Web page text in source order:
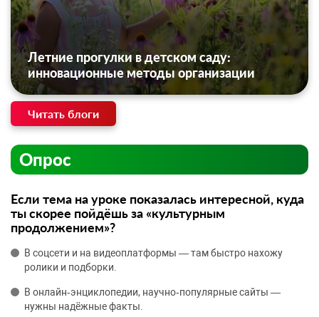
Летние прогулки в детском саду:
инновационные методы организации
Читать блоги
Опрос
Если тема на уроке показалась интересной, куда
ты скорее пойдёшь за «культурным
продолжением»?
В соцсети и на видеоплатформы — там быстро нахожу
ролики и подборки.
В онлайн‑энциклопедии, научно‑популярные сайты —
нужны надёжные факты.